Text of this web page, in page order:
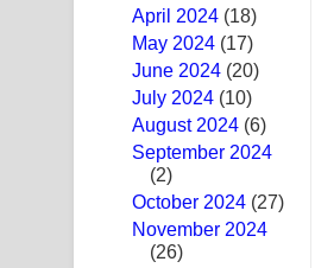
Awanken Song
Pa Sina Song
Pemwanthiye
Manobhawa
Akahe Indala
April 2024 (18)
May 2024 (17)
June 2024 (20)
July 2024 (10)
August 2024 (6)
September 2024
(2)
October 2024 (27)
November 2024
(26)